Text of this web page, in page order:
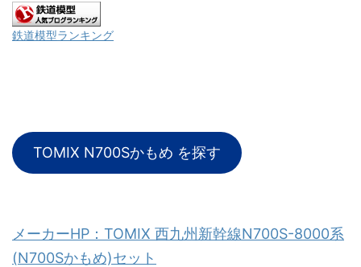
鉄道模型ランキング
TOMIX N700Sかもめ を探す
メーカーHP：TOMIX 西九州新幹線N700S-8000系
(N700Sかもめ)セット